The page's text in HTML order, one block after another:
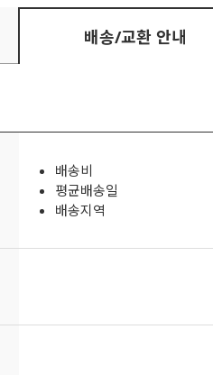
배송/교환 안내
배송비
평균배송일
배송지역